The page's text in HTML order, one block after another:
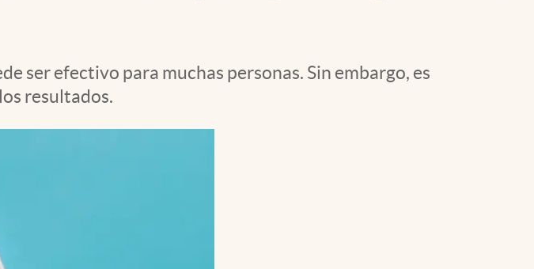
ser efectivo para muchas personas. Sin embargo, es
resultados.